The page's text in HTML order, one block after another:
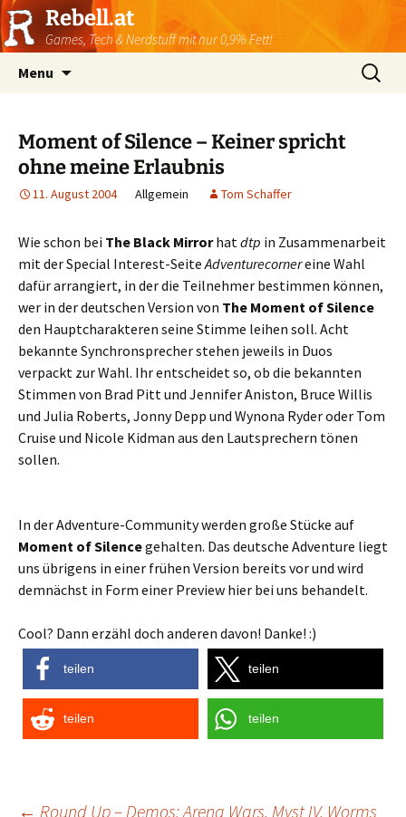
Rebell.at
Games, Tech & Nerdstuff mit nur 0,9% Fett!
Menu
Suchen
nach:
Moment of Silence – Keiner spricht
ohne meine Erlaubnis
11. August 2004 Allgemein Tom Schaffer
Wie schon bei The Black Mirrorhatdtp in Zusammenarbeit
mit der Special Interest-SeiteAdventurecornereine Wahl
dafür arrangiert, in der die Teilnehmer bestimmen können,
wer in der deutschen Version von The Moment of Silence
den Hauptcharakteren seine Stimme leihen soll. Acht
bekannte Synchronsprecher stehen jeweils in Duos
verpackt zur Wahl. Ihr entscheidet so, ob die bekannten
Stimmen von Brad Pitt und Jennifer Aniston, Bruce Willis
und Julia Roberts, Jonny Depp und Wynona Ryder oder Tom
Cruise und Nicole Kidman aus den Lautsprechern tönen
sollen.
In der Adventure-Community werden große Stücke auf
Moment of Silencegehalten. Das deutsche Adventure liegt
uns übrigens in einer frühen Version bereits vor und wird
demnächst in Form einer Preview hier bei uns behandelt.
Cool? Dann erzähl doch anderen davon! Danke! :)
teilen teilen
teilen teilen
← Round Up – Demos: Arena Wars, Myst IV, Worms